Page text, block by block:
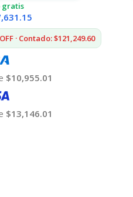
gratis
· Contado: $121,249.60
$10,955.01
$13,146.01